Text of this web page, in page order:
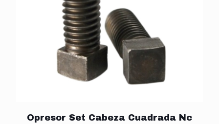
Opresor Set Cabeza Cuadrada Nc